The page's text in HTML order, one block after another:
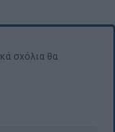
σχόλια θα